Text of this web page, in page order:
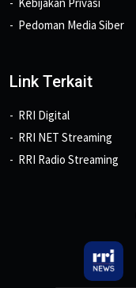
Pedoman Media Siber
Link Terkait
RRI Digital
RRI NET Streaming
RRI Radio Streaming